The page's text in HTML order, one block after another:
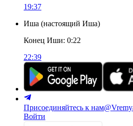
19:37
Иша (настоящий Иша)
Конец Иши: 0:22
22:39
Присоединяйтесь к нам
Войти